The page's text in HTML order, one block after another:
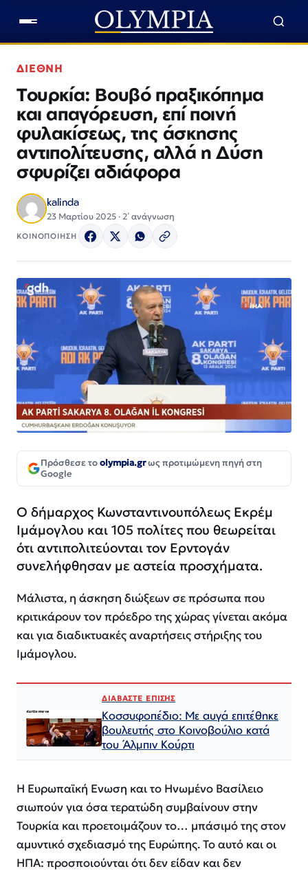
ΔΙΕΘΝΗ
Τουρκία: Βουβό πραξικόπημα
και απαγόρευση, επί ποινή
φυλακίσεως, της άσκησης
αντιπολίτευσης, αλλά η Δύση
σφυρίζει αδιάφορα
kalinda
23 Μαρτίου 2025 · 2΄ ανάγνωση
ΚΟΙΝΟΠΟΙΗΣΗ
Πρόσθεσε τοolympia.grως προτιμώμενη πηγή στη
Google
Ο δήμαρχος Κωνσταντινουπόλεως Εκρέμ
Ιμάμογλου και 105 πολίτες που θεωρείται
ότι αντιπολιτεύονται τον Ερντογάν
συνελήφθησαν με αστεία προσχήματα.
Μάλιστα, η άσκηση διώξεων σε πρόσωπα που
κριτικάρουν τον πρόεδρο της χώρας γίνεται ακόμα
και για διαδικτυακές αναρτήσεις στήριξης του
Ιμάμογλου.
ΔΙΑΒΑΣΤΕ ΕΠΙΣΗΣ
Κοσσυφοπέδιο: Με αυγά επιτέθηκε
βουλευτής στο Κοινοβούλιο κατά
του Άλμπιν Κούρτι
Η Ευρωπαϊκή Ενωση και το Ηνωμένο Βασίλειο
σιωπούν για όσα τερατώδη συμβαίνουν στην
Τουρκία και προετοιμάζουν το… μπάσιμό της στον
αμυντικό σχεδιασμό της Ευρώπης. Το αυτό και οι
ΗΠΑ: προσποιούνται ότι δεν είδαν και δεν